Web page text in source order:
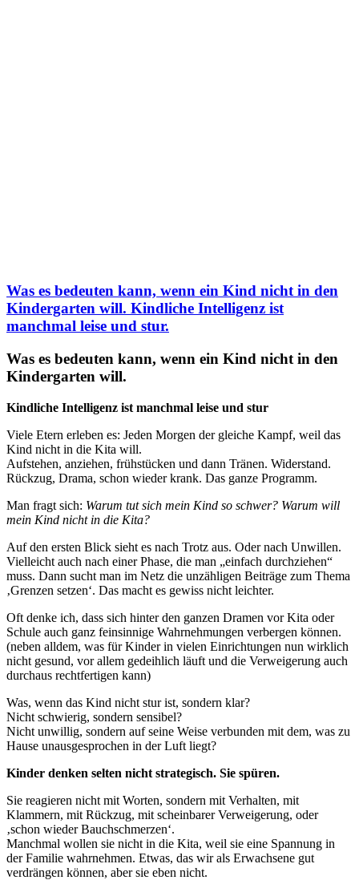
Was es bedeuten kann, wenn ein Kind nicht in den
Kindergarten will. Kindliche Intelligenz ist
manchmal leise und stur.
Was es bedeuten kann, wenn ein Kind nicht in den
Kindergarten will.
Kindliche Intelligenz ist manchmal leise und stur
Viele Etern erleben es: Jeden Morgen der gleiche Kampf, weil das
Kind nicht in die Kita will.
Aufstehen, anziehen, frühstücken und dann Tränen. Widerstand.
Rückzug, Drama, schon wieder krank. Das ganze Programm.
Man fragt sich: Warum tut sich mein Kind so schwer? Warum will
mein Kind nicht in die Kita?
Auf den ersten Blick sieht es nach Trotz aus. Oder nach Unwillen.
Vielleicht auch nach einer Phase, die man „einfach durchziehen“
muss. Dann sucht man im Netz die unzähligen Beiträge zum Thema
‚Grenzen setzen‘. Das macht es gewiss nicht leichter.
Oft denke ich, dass sich hinter den ganzen Dramen vor Kita oder
Schule auch ganz feinsinnige Wahrnehmungen verbergen können.
(neben alldem, was für Kinder in vielen Einrichtungen nun wirklich
nicht gesund, vor allem gedeihlich läuft und die Verweigerung auch
durchaus rechtfertigen kann)
Was, wenn das Kind nicht stur ist, sondern klar?
Nicht schwierig, sondern sensibel?
Nicht unwillig, sondern auf seine Weise verbunden mit dem, was zu
Hause unausgesprochen in der Luft liegt?
Kinder denken selten nicht strategisch. Sie spüren.
Sie reagieren nicht mit Worten, sondern mit Verhalten, mit
Klammern, mit Rückzug, mit scheinbarer Verweigerung, oder
‚schon wieder Bauchschmerzen‘.
Manchmal wollen sie nicht in die Kita, weil sie eine Spannung in
der Familie wahrnehmen. Etwas, das wir als Erwachsene gut
verdrängen können, aber sie eben nicht.